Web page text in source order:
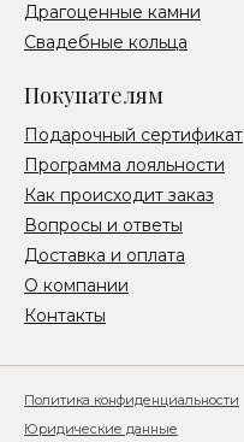
Покупателям
Контакты
О компании
Доставка и оплата
Вопросы и ответы
Как происходит заказ
Подарочный сертификат
Свадебные кольца
Драгоценные камни
Политика конфиденциальности
Юридические данные
Программа лояльности